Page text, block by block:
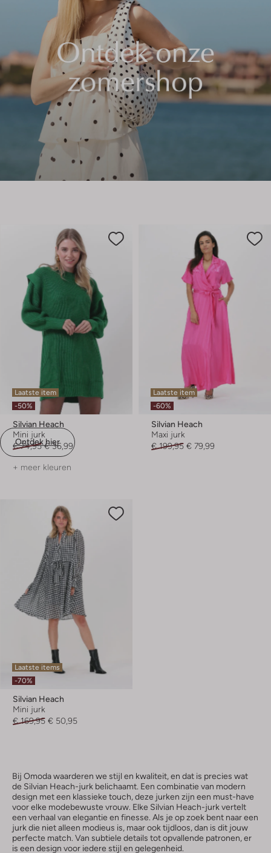
Ontdek hier
Laatste item
-50%
Silvian Heach
Mini jurk
€ 74,95 € 36,99
+ meer kleuren
Laatste item
-60%
Silvian Heach
Maxi jurk
€ 199,95 € 79,99
Laatste items
-70%
Silvian Heach
Mini jurk
€ 169,95 € 50,95
Bij Omoda waarderen we stijl en kwaliteit, en dat is precies wat
de Silvian Heach-jurk belichaamt. Een combinatie van modern
design met een klassieke touch, deze jurken zijn een must-have
voor elke modebewuste vrouw. Elke Silvian Heach-jurk vertelt
een verhaal van elegantie en finesse. Als je op zoek bent naar een
jurk die niet alleen modieus is, maar ook tijdloos, dan is dit jouw
perfecte match. Van subtiele details tot opvallende patronen, er
is een design voor iedere stijl en gelegenheid.